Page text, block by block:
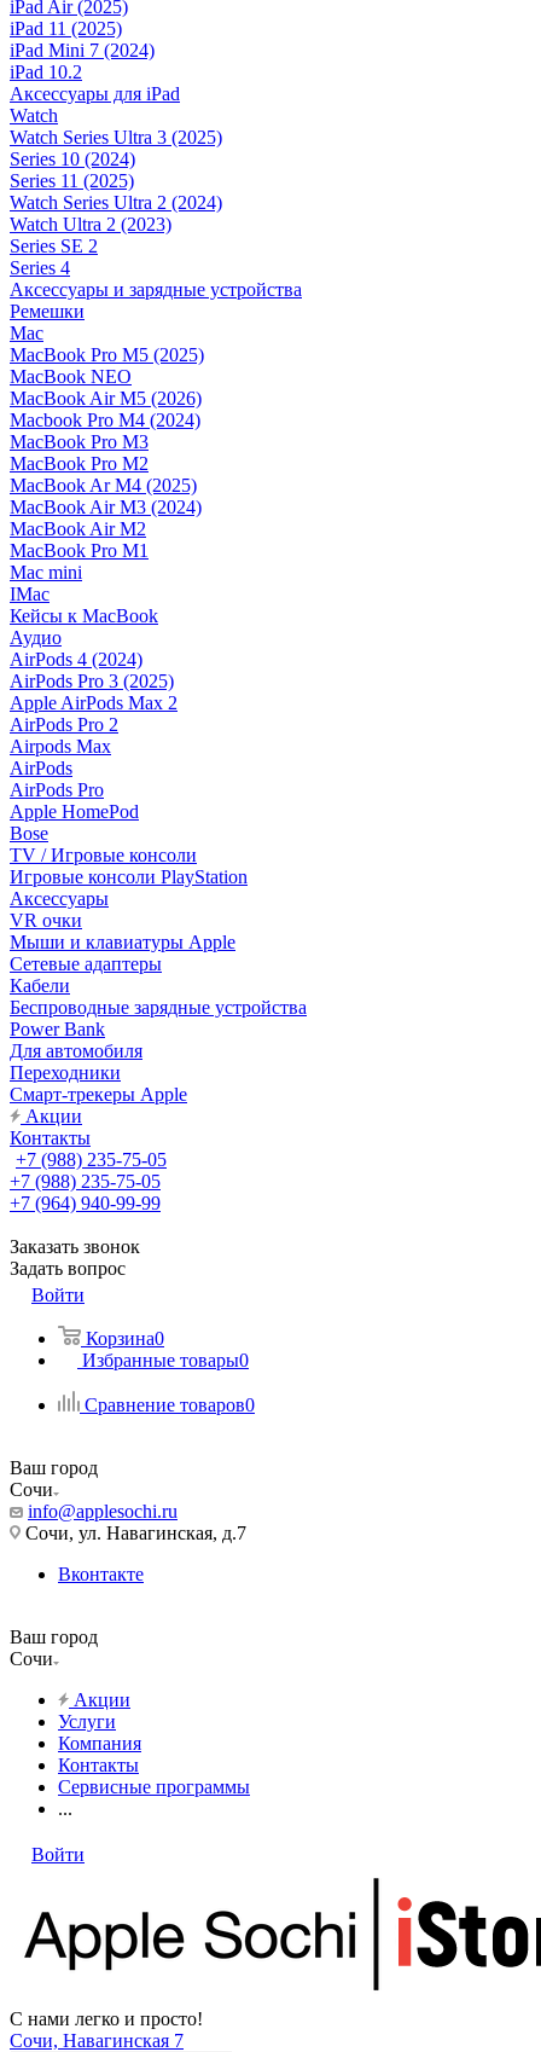
iPad Air (2025)
iPad 11 (2025)
iPad Mini 7 (2024)
iPad 10.2
Аксессуары для iPad
Watch
Watch Series Ultra 3 (2025)
Series 10 (2024)
Series 11 (2025)
Watch Series Ultra 2 (2024)
Watch Ultra 2 (2023)
Series SE 2
Series 4
Аксессуары и зарядные устройства
Ремешки
Mac
MacBook Pro M5 (2025)
MacBook NEO
MacBook Air M5 (2026)
Macbook Pro M4 (2024)
MacBook Pro M3
MacBook Pro M2
MacBook Ar M4 (2025)
MacBook Air M3 (2024)
MacBook Air M2
MacBook Pro M1
Mac mini
IMac
Кейсы к MacBook
Аудио
AirPods 4 (2024)
AirPods Pro 3 (2025)
Apple AirPods Max 2
AirPods Pro 2
Airpods Max
AirPods
AirPods Pro
Apple HomePod
Bose
TV / Игровые консоли
Игровые консоли PlayStation
Аксессуары
VR очки
Мыши и клавиатуры Apple
Сетевые адаптеры
Кабели
Беспроводные зарядные устройства
Power Bank
Для автомобиля
Переходники
Смарт-трекеры Apple
Акции
Контакты
+7 (988) 235-75-05
+7 (988) 235-75-05
+7 (964) 940-99-99
Заказать звонок
Задать вопрос
Войти
Корзина0
Избранные товары0
Сравнение товаров0
Ваш город
Сочи
info@applesochi.ru
Сочи, ул. Навагинская, д.7
Вконтакте
Ваш город
Сочи
Акции
Услуги
Компания
Контакты
Сервисные программы
...
Войти
С нами легко и просто!
Сочи, Навагинская 7